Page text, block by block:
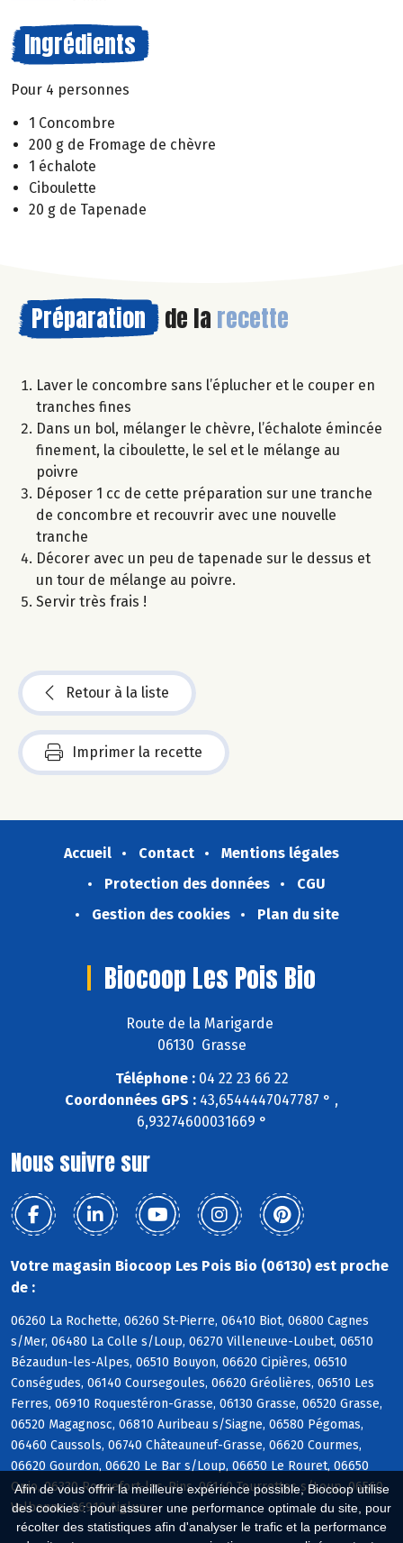
Afin de vous offrir la meilleure expérience possible, Biocoop utilise
des cookies : pour assurer une performance optimale du site, pour
récolter des statistiques afin d'analyser le trafic et la performance
Ingrédients
Pour 4 personnes
1 Concombre
200 g de Fromage de chèvre
1 échalote
Ciboulette
20 g de Tapenade
Préparation de la recette
Laver le concombre sans l’éplucher et le couper en
tranches fines
Dans un bol, mélanger le chèvre, l’échalote émincée
finement, la ciboulette, le sel et le mélange au
poivre
Déposer 1 cc de cette préparation sur une tranche
de concombre et recouvrir avec une nouvelle
tranche
Décorer avec un peu de tapenade sur le dessus et
un tour de mélange au poivre.
Servir très frais !
Retour à la liste
Imprimer la recette
Accueil Contact
Mentions légales
Protection des données
CGU
Gestion des cookies
Plan du site
Biocoop Les Pois Bio
Route de la Marigarde
06130 Grasse
Téléphone :04 22 23 66 22
Coordonnées GPS : 43,6544447047787 ° ,
6,93274600031669 °
Nous suivre sur
Votre magasin Biocoop Les Pois Bio (06130) est proche
de :
06260 La Rochette, 06260 St-Pierre, 06410 Biot, 06800 Cagnes
s/Mer, 06480 La Colle s/Loup, 06270 Villeneuve-Loubet, 06510
Bézaudun-les-Alpes, 06510 Bouyon, 06620 Cipières, 06510
Conségudes, 06140 Coursegoules, 06620 Gréolières, 06510 Les
Ferres, 06910 Roquestéron-Grasse, 06130 Grasse, 06520 Grasse,
06520 Magagnosc, 06810 Auribeau s/Siagne, 06580 Pégomas,
06460 Caussols, 06740 Châteauneuf-Grasse, 06620 Courmes,
06620 Gourdon, 06620 Le Bar s/Loup, 06650 Le Rouret, 06650
Opio, 06330 Roquefort-les-Pins, 06140 Tourrettes s/Loup, 06560
Valbonne, 06910 Aiglun